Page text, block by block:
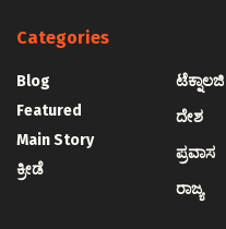
Categories
Blog
Featured
Main Story
ಕ್ರೀಡೆ
ಟೆಕ್ನಾಲಜಿ
ದೇಶ
ಪ್ರವಾಸ
ರಾಜ್ಯ